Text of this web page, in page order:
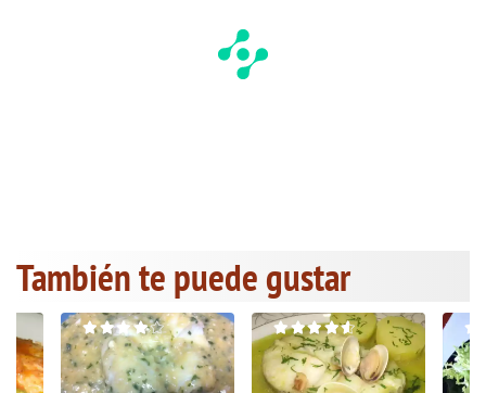
También te puede gustar